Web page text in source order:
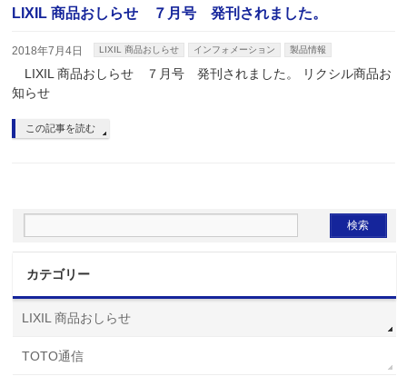
LIXIL 商品おしらせ ７月号 発刊されました。
2018年7月4日 LIXIL 商品おしらせ インフォメーション 製品情報
LIXIL 商品おしらせ ７月号 発刊されました。 リクシル商品お
知らせ
この記事を読む
カテゴリー
LIXIL 商品おしらせ
TOTO通信